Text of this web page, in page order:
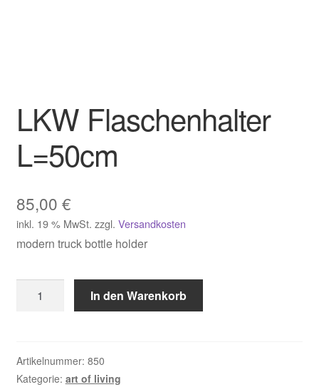
LKW Flaschenhalter
L=50cm
85,00 €
inkl. 19 % MwSt. zzgl. Versandkosten
modern truck bottle holder
Flaschenhalter
In den Warenkorb
Artikelnummer: 850
Kategorie: art of living